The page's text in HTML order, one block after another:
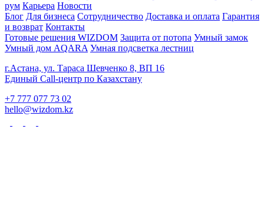
рум Карьера Новости
Блог Для бизнеса Сотрудничество Доставка и оплата Гарантия
и возврат Контакты
Готовые решения WIZDOM Защита от потопа Умный замок
Умный дом AQARA Умная подсветка лестниц
г.Астана, ул. Тараса Шевченко 8, ВП 16
Единый Call-центр по Казахстану
+7 777 077 73 02
hello@wizdom.kz